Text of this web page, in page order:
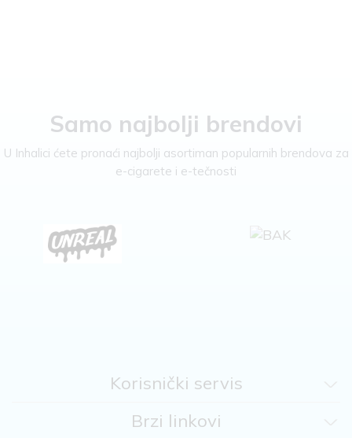
Samo najbolji brendovi
U Inhalici ćete pronaći najbolji asortiman popularnih brendova za
e-cigarete i e-tečnosti
Korisnički servis
Brzi linkovi